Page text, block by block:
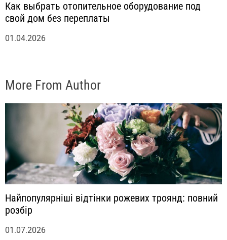
Как выбрать отопительное оборудование под
свой дом без переплаты
01.04.2026
More From Author
Найпопулярніші відтінки рожевих троянд: повний
розбір
01.07.2026